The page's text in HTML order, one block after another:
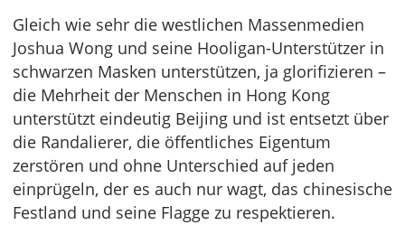
Gleich wie sehr die westlichen Massenmedien
Joshua Wong und seine Hooligan-Unterstützer in
schwarzen Masken unterstützen, ja glorifizieren –
die Mehrheit der Menschen in Hong Kong
unterstützt eindeutig Beijing und ist entsetzt über
die Randalierer, die öffentliches Eigentum
zerstören und ohne Unterschied auf jeden
einprügeln, der es auch nur wagt, das chinesische
Festland und seine Flagge zu respektieren.